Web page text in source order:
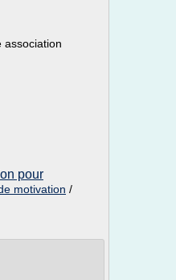
association
pour
motivation /